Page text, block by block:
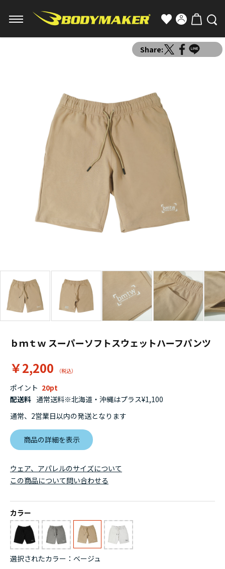
Share:
ｂｍｔｗ スーパーソフトスウェットハーフパンツ
￥2,200
ポイント 20
配送料 通常送料※北海道・沖縄はプラス¥1,100
通常、2営業日以内の発送となります
商品の詳細を表示
ウェア、アパレルのサイズについて
カラー
選択されたカラー：ベージュ
この商品について問い合わせる